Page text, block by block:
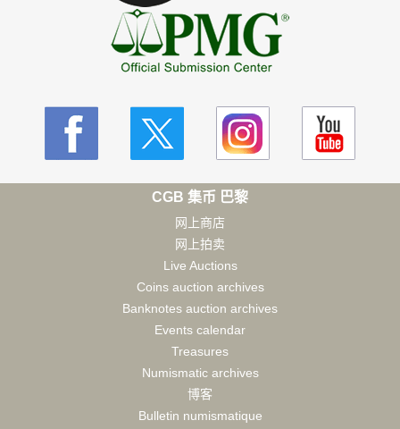
CGB 集币 巴黎
网上商店
网上拍卖
Live Auctions
Coins auction archives
Banknotes auction archives
Events calendar
Treasures
Numismatic archives
博客
Bulletin numismatique